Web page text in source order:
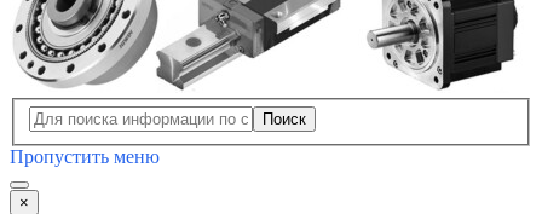
Поиск
Пропустить меню
×